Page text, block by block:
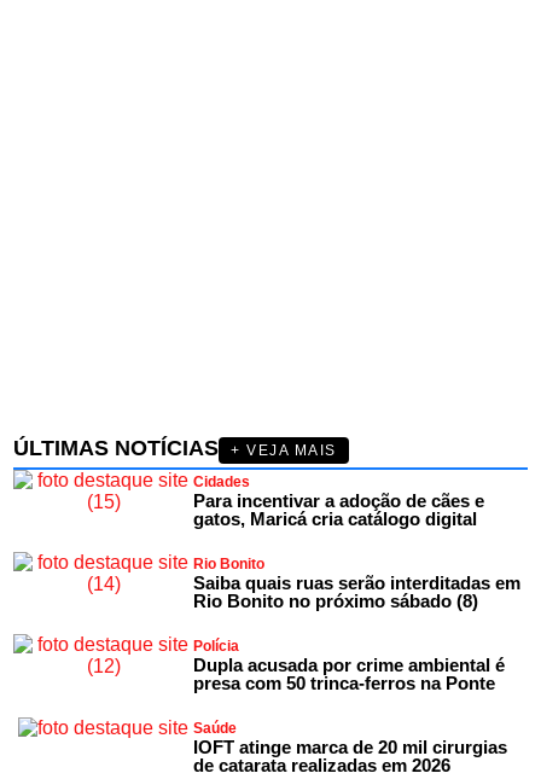
ÚLTIMAS NOTÍCIAS
+ VEJA MAIS
Cidades
Para incentivar a adoção de cães e
gatos, Maricá cria catálogo digital
Rio Bonito
Saiba quais ruas serão interditadas em
Rio Bonito no próximo sábado (8)
Polícia
Dupla acusada por crime ambiental é
presa com 50 trinca-ferros na Ponte
Saúde
IOFT atinge marca de 20 mil cirurgias
de catarata realizadas em 2026